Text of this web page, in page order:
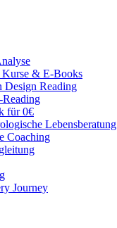
& E-Books
Design Reading
für 0€
Lebensberatung
Coaching
Journey